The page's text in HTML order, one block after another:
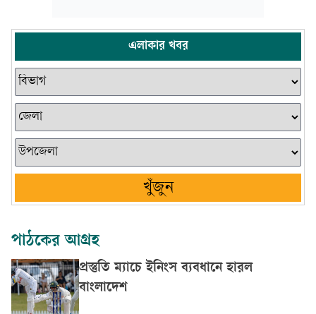
এলাকার খবর
খুঁজুন
পাঠকের আগ্রহ
প্রস্তুতি ম্যাচে ইনিংস ব্যবধানে হারল
বাংলাদেশ